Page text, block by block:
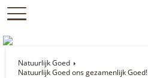
Natuurlijk Goed
Natuurlijk Goed ons gezamenlijk Goed!